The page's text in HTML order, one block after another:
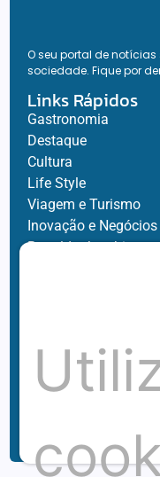
O seu portal de
sociedade. Fique por
Links Rápidos
Gastronomia
Destaque
Cultura
Life Style
Viagem e Turismo
Inovação e Negócios
Ronaldo Jacobina
Hubnexxo
Redes